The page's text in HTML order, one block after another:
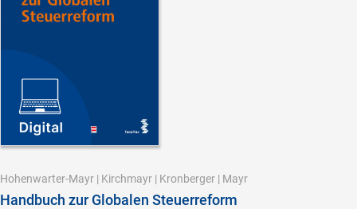
Hohenwarter-Mayr | Kirchmayr | Kronberger | Mayr
Handbuch zur Globalen Steuerreform